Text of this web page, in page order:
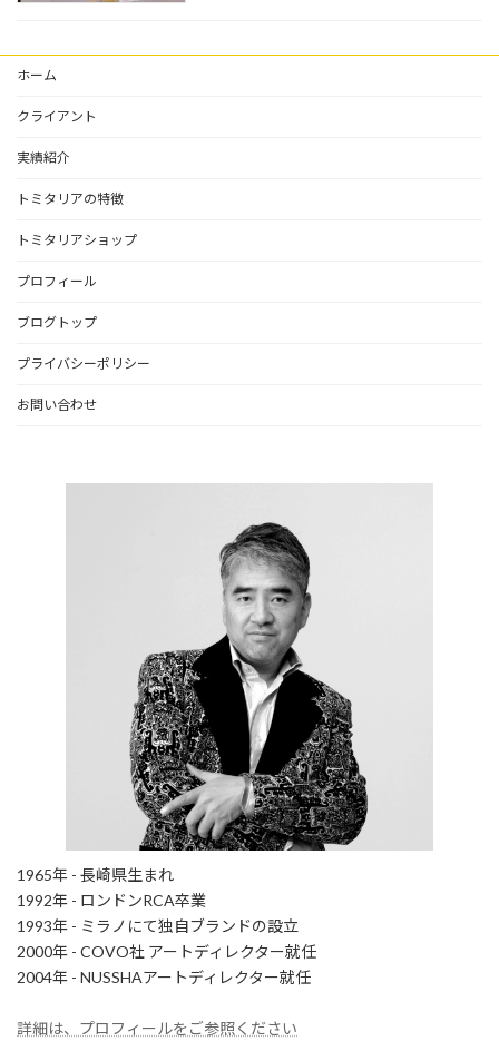
ホーム
クライアント
実績紹介
トミタリアの特徴
トミタリアショップ
プロフィール
ブログトップ
プライバシーポリシー
お問い合わせ
1965年 - 長崎県生まれ
1992年 - ロンドンRCA卒業
1993年 - ミラノにて独自ブランドの設立
2000年 - COVO社 アートディレクター就任
2004年 - NUSSHAアートディレクター就任
詳細は、プロフィールをご参照ください